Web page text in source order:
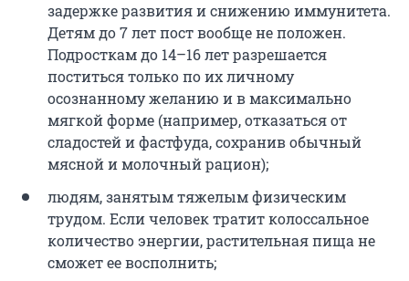
задержке развития и снижению иммунитета.
Детям до 7 лет пост вообще не положен.
Подросткам до 14–16 лет разрешается
поститься только по их личному
осознанному желанию и в максимально
мягкой форме (например, отказаться от
сладостей и фастфуда, сохранив обычный
мясной и молочный рацион);
людям, занятым тяжелым физическим
трудом. Если человек тратит колоссальное
количество энергии, растительная пища не
сможет ее восполнить;